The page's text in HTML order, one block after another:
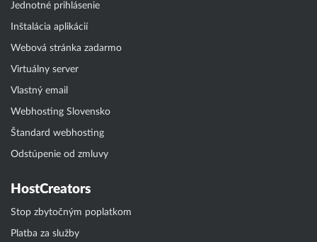
Jednotné prihlásenie
Inštalácia aplikácií
Webová stránka zadarmo
Virtuálny server
Vlastný email
Webhosting Slovensko
Štandard webhosting
Odstúpenie od zmluvy
HostCreators
Stop zbytočným poplatkom
Platba za služby